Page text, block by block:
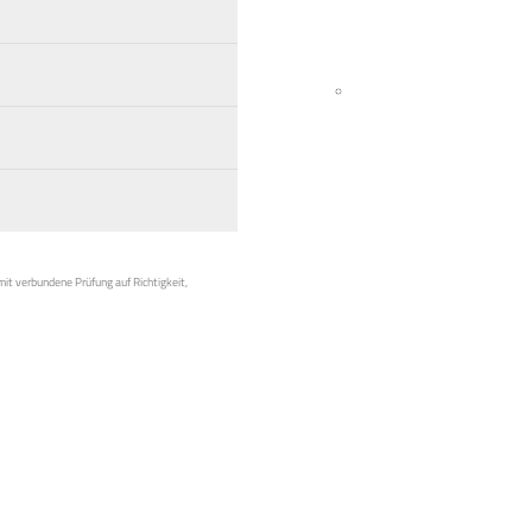
verbundene Prüfung auf Richtigkeit,